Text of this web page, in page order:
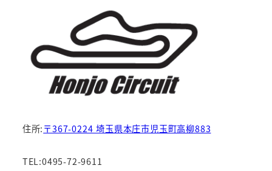
住所: 〒367-0224 埼玉県本庄市児玉町高柳883
TEL:0495-72-9611